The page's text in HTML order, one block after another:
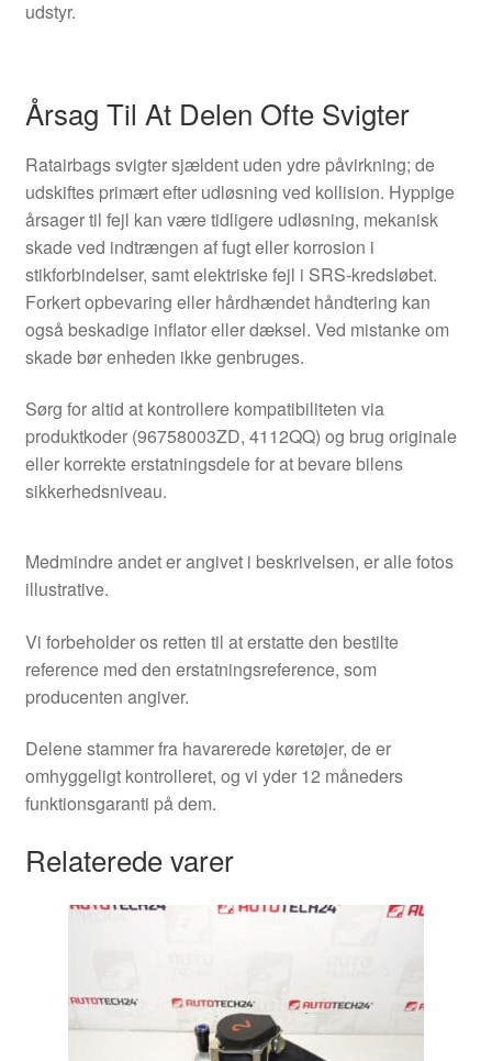
udstyr.
Årsag Til At Delen Ofte Svigter
Ratairbags svigter sjældent uden ydre påvirkning; de
udskiftes primært efter udløsning ved kollision. Hyppige
årsager til fejl kan være tidligere udløsning, mekanisk
skade ved indtrængen af fugt eller korrosion i
stikforbindelser, samt elektriske fejl i SRS-kredsløbet.
Forkert opbevaring eller hårdhændet håndtering kan
også beskadige inflator eller dæksel. Ved mistanke om
skade bør enheden ikke genbruges.
Sørg for altid at kontrollere kompatibiliteten via
produktkoder (96758003ZD, 4112QQ) og brug originale
eller korrekte erstatningsdele for at bevare bilens
sikkerhedsniveau.
Medmindre andet er angivet i beskrivelsen, er alle fotos
illustrative.
Vi forbeholder os retten til at erstatte den bestilte
reference med den erstatningsreference, som
producenten angiver.
Delene stammer fra havarerede køretøjer, de er
omhyggeligt kontrolleret, og vi yder 12 måneders
funktionsgaranti på dem.
Relaterede varer